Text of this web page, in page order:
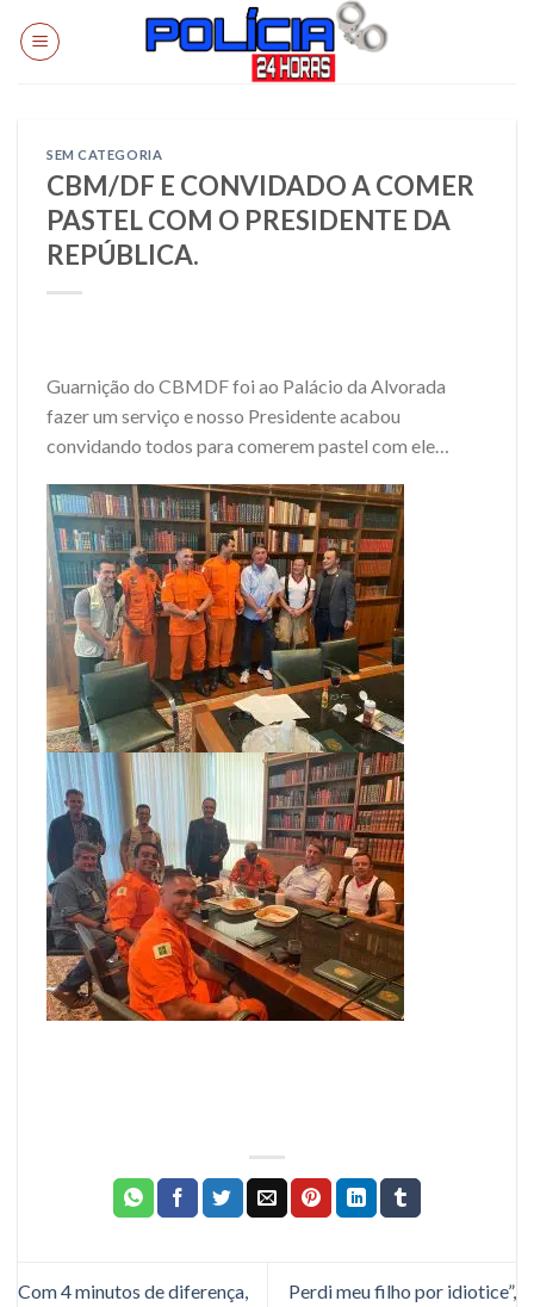
SEM CATEGORIA
CBM/DF E CONVIDADO A COMER
PASTEL COM O PRESIDENTE DA
REPÚBLICA.
Guarnição do CBMDF foi ao Palácio da Alvorada
fazer um serviço e nosso Presidente acabou
convidando todos para comerem pastel com ele…
Com 4 minutos de diferença,
Perdi meu filho por idiotice”,